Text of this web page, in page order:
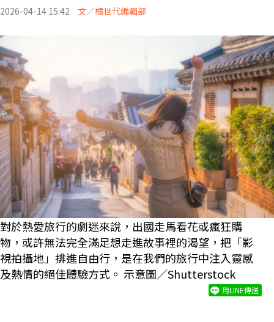
2026-04-14 15:42 文／橘世代編輯部
對於熱愛旅行的劇迷來說，出國走馬看花或瘋狂購
物，或許無法完全滿足想走進故事裡的渴望，把「影
視拍攝地」排進自由行，是在我們的旅行中注入靈感
及熱情的絕佳體驗方式。 示意圖／Shutterstock
用LINE傳送